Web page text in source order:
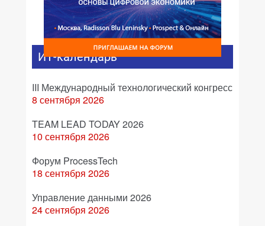
ИТ-календарь
III Международный технологический конгресс
8 сентября 2026
TEAM LEAD TODAY 2026
10 сентября 2026
Форум ProcessTech
18 сентября 2026
Управление данными 2026
24 сентября 2026